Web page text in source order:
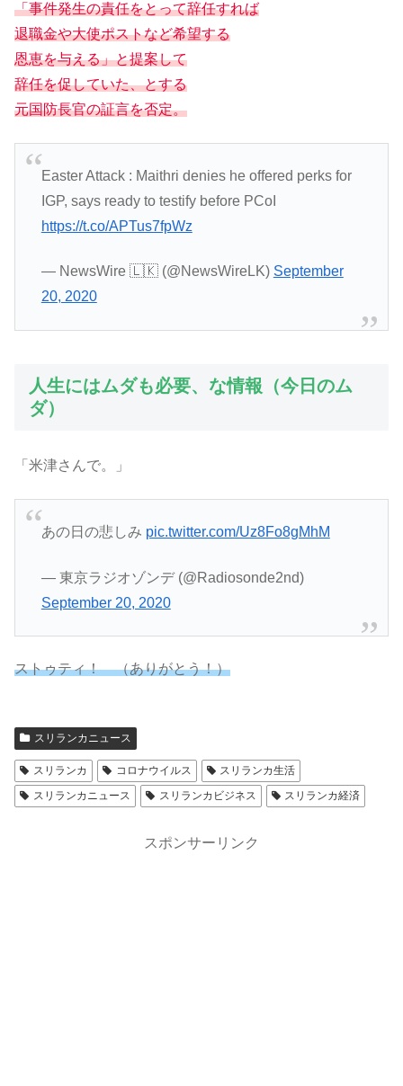
「事件発生の責任をとって辞任すれば
退職金や大使ポストなど希望する
恩恵を与える」と提案して
辞任を促していた、とする
元国防長官の証言を否定。
Easter Attack : Maithri denies he offered perks for
IGP, says ready to testify before PCoI
https://t.co/APTus7fpWz
— NewsWire 🇱🇰 (@NewsWireLK) September
20, 2020
人生にはムダも必要、な情報（今日のム
ダ）
「米津さんで。」
あの日の悲しみ pic.twitter.com/Uz8Fo8gMhM
— 東京ラジオゾンデ (@Radiosonde2nd)
September 20, 2020
ストゥティ！ （ありがとう！）
スリランカニュース
スリランカ コロナウイルス
スリランカ生活
スリランカニュース
スリランカビジネス スリランカ経済
スポンサーリンク